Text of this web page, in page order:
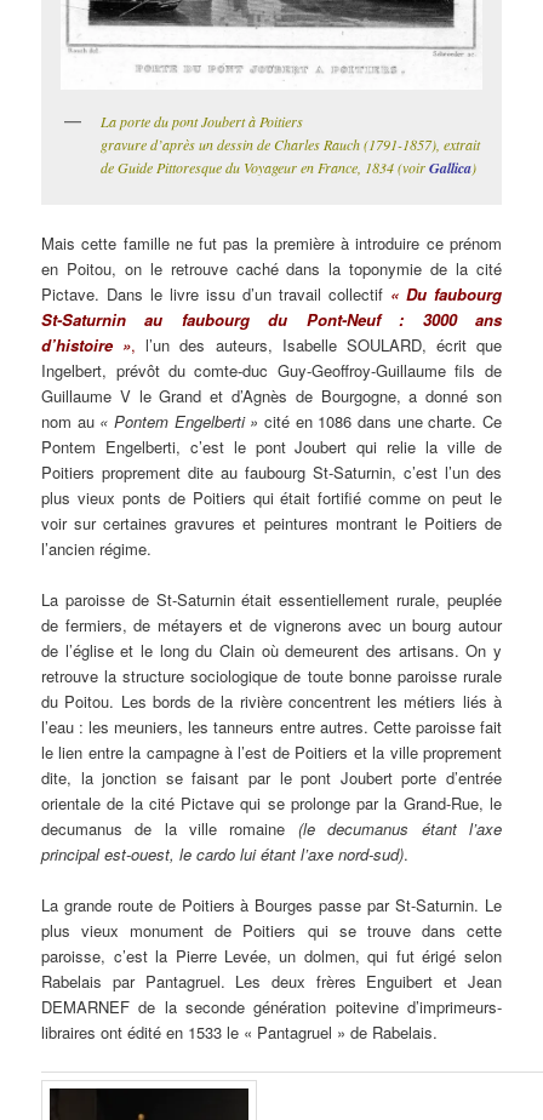
La porte du pont Joubert à Poitiers
gravure d’après un dessin de Charles Rauch(1791-1857), extrait
de Guide Pittoresque du Voyageur en France, 1834 (voirGallica)
Mais cette famille ne fut pas la première à introduire ce prénom
en Poitou, on le retrouve caché dans la toponymie de la cité
Pictave. Dans le livre issu d’un travail collectif « Du faubourg
St-Saturnin au faubourg du Pont-Neuf : 3000 ans
d’histoire »,l’un des auteurs, Isabelle SOULARD, écrit que
Ingelbert, prévôt du comte-duc Guy-Geoffroy-Guillaume fils de
Guillaume V le Grand et d’Agnès de Bourgogne, a donné son
nom au « Pontem Engelberti » cité en 1086 dans une charte. Ce
Pontem Engelberti, c’est le pont Joubert qui relie la ville de
Poitiers proprement dite au faubourg St-Saturnin, c’est l’un des
plus vieux ponts de Poitiers qui était fortifié comme on peut le
voir sur certaines gravures et peintures montrant le Poitiers de
l’ancien régime.
La paroisse de St-Saturnin était essentiellement rurale, peuplée
de fermiers, de métayers et de vignerons avec un bourg autour
de l’église et le long du Clain où demeurent des artisans. On y
retrouve la structure sociologique de toute bonne paroisse rurale
du Poitou. Les bords de la rivière concentrent les métiers liés à
l’eau : les meuniers, les tanneurs entre autres. Cette paroisse fait
le lien entre la campagne à l’est de Poitiers et la ville proprement
dite, la jonction se faisant par le pont Joubert porte d’entrée
orientale de la cité Pictave qui se prolonge par la Grand-Rue, le
decumanus de la ville romaine (le decumanus étant l’axe
principal est-ouest, le cardo lui étant l’axe nord-sud).
La grande route de Poitiers à Bourges passe par St-Saturnin. Le
plus vieux monument de Poitiers qui se trouve dans cette
paroisse, c’est la Pierre Levée, un dolmen, qui fut érigé selon
Rabelais par Pantagruel. Les deux frères Enguibert et Jean
DEMARNEF de la seconde génération poitevine d’imprimeurs-
libraires ont édité en 1533 le « Pantagruel » de Rabelais.